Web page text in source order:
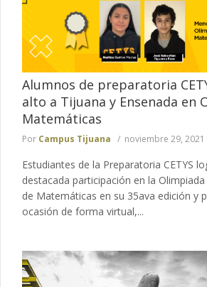
Alumnos de preparatoria
alto a Tijuana y Ensenada en
Matemáticas
Por Campus Tijuana noviembre 29, 2021
Estudiantes de la Preparatoria CETYS
destacada participación en la
de Matemáticas en su 35ava edición y
ocasión de forma virtual,...